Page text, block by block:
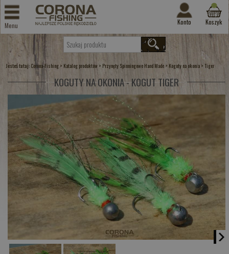
Menu Konto Koszyk
Jesteś tutaj: Corona-Fishing > Katalog produktów > Przynęty Spinningowe Hand Made > Koguty na okonia >Tiger
KOGUTY NA OKONIA - KOGUT TIGER